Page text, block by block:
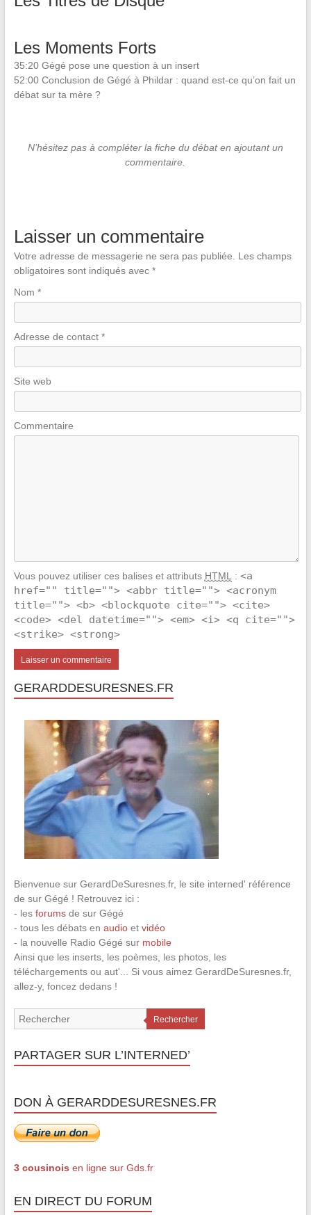
Les Moments Forts
35:20 Gégé pose une question à un insert
52:00 Conclusion de Gégé à Phildar : quand est-ce qu’on fait un
débat sur ta mère ?
N’hésitez pas à compléter la fiche du débat en ajoutant un
commentaire.
Laisser un commentaire
Votre adresse de messagerie ne sera pas publiée.
Les champs
obligatoires sont indiqués avec *
Nom *
Adresse de contact *
Site web
Commentaire
Vous pouvez utiliser ces balises et attributs HTML : <a
href="" title=""> <abbr title=""> <acronym
title=""> <b> <blockquote cite=""> <cite>
<code> <del datetime=""> <em> <i> <q cite="">
<strike> <strong>
GERARDDESURESNES.FR
Bienvenue sur GerardDeSuresnes.fr, le site interned' référence
de sur Gégé ! Retrouvez ici :
- les forumsde sur Gégé
- tous les débats en audioet vidéo
- la nouvelle Radio Gégé sur mobile
Ainsi que les inserts, les poèmes, les photos, les
téléchargements ou aut'... Si vous aimez GerardDeSuresnes.fr,
allez-y, foncez dedans !
Rechercher
PARTAGER SUR L’INTERNED’
DON À GERARDDESURESNES.FR
3 cousinois en ligne sur Gds.fr
EN DIRECT DU FORUM